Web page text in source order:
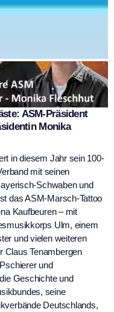
ASM-Präsident
Monika
in diesem Jahr sein 100-
mit seinen
Schwaben und
das ASM-Marsch-Tattoo
Kaufbeuren – mit
Ulm, einem
und vielen weiteren
Claus Tenambergen
und
Geschichte und
seine
Deutschlands,